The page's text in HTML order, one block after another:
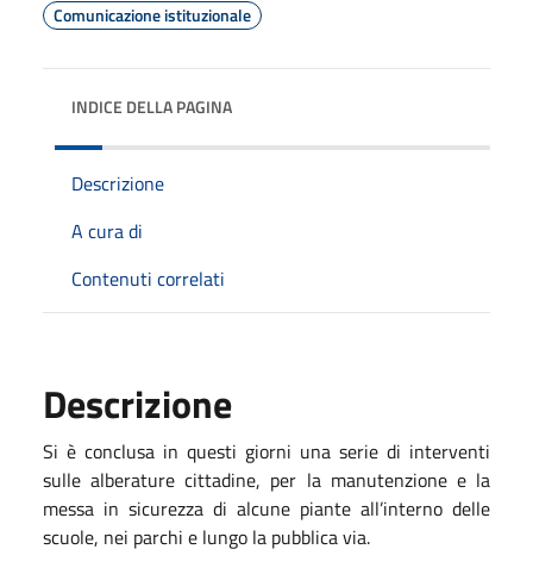
Comunicazione istituzionale
INDICE DELLA PAGINA
Descrizione
A cura di
Contenuti correlati
Descrizione
Si è conclusa in questi giorni una serie di interventi
sulle alberature cittadine, per la manutenzione e la
messa in sicurezza di alcune piante all’interno delle
scuole, nei parchi e lungo la pubblica via.